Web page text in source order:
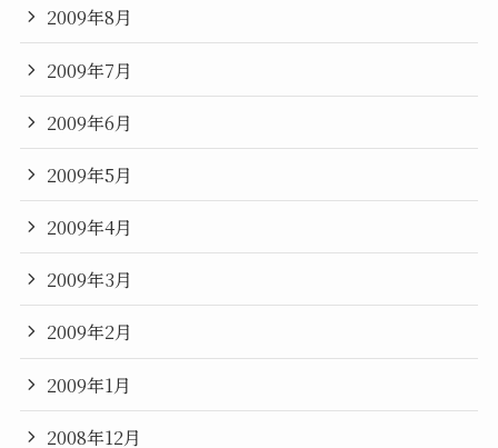
2009年8月
2009年7月
2009年6月
2009年5月
2009年4月
2009年3月
2009年2月
2009年1月
2008年12月